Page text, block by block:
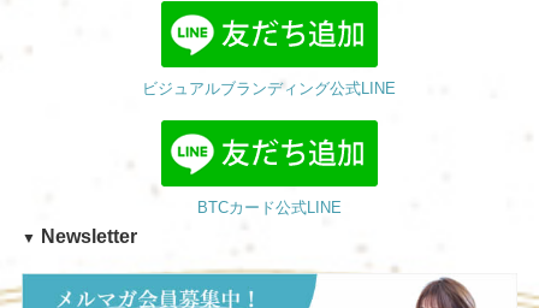
ビジュアルブランディング公式LINE
BTCカード公式LINE
▼ Newsletter